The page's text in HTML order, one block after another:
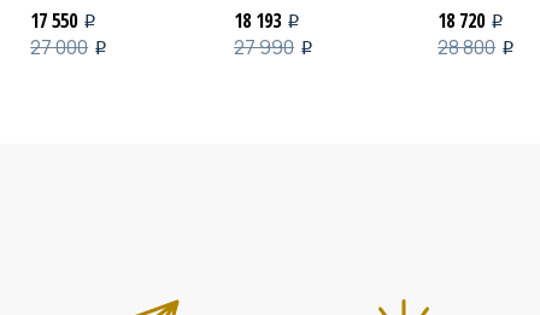
17 550 i
27 000 i
18 193 i
27 990 i
18 720 i
28 800 i